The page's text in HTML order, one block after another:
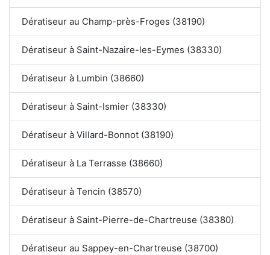
Dératiseur au Champ-près-Froges (38190)
Dératiseur à Saint-Nazaire-les-Eymes (38330)
Dératiseur à Lumbin (38660)
Dératiseur à Saint-Ismier (38330)
Dératiseur à Villard-Bonnot (38190)
Dératiseur à La Terrasse (38660)
Dératiseur à Tencin (38570)
Dératiseur à Saint-Pierre-de-Chartreuse (38380)
Dératiseur au Sappey-en-Chartreuse (38700)